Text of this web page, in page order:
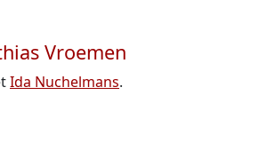
Vroemen
Ida Nuchelmans.